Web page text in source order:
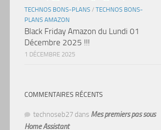
TECHNOS BONS-PLANS / TECHNOS BONS-
PLANS AMAZON
Black Friday Amazon du Lundi 01
Décembre 2025 !!!
1 DÉCEMBRE 2025
COMMENTAIRES RÉCENTS
technoseb27 dans Mes premiers pas sous
Home Assistant